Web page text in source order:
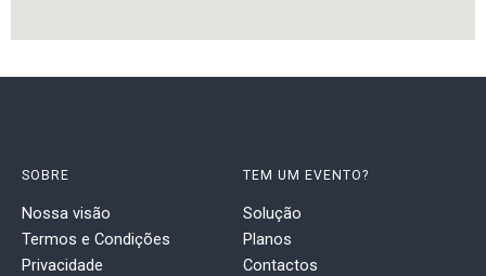
SOBRE
Nossa visão
Termos e Condições
Privacidade
TEM UM EVENTO?
Solução
Planos
Contactos